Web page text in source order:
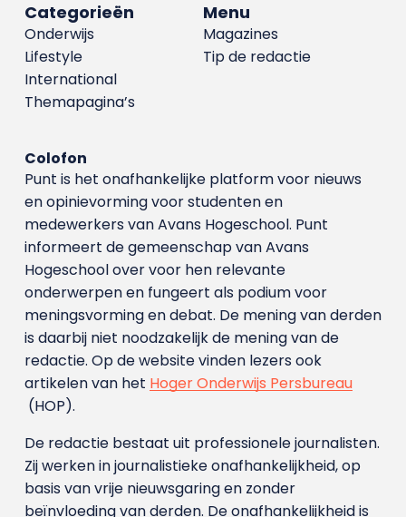
Menu
Magazines
Tip de redactie
Categorieën
Onderwijs
Lifestyle
International
Themapagina’s
Colofon
Punt is het onafhankelijke platform voor nieuws
en opinievorming voor studenten en
medewerkers van Avans Hoge­school. Punt
informeert de gemeenschap van Avans
Hogeschool over voor hen relevante
onderwerpen en fungeert als podium voor
meningsvorming en debat. De mening van derden
is daarbij niet noodzakelijk de mening van de
redactie. Op de website vinden lezers ook
artikelen van het Hoger Onderwijs Persbureau
(HOP).
De redactie bestaat uit professionele journalisten.
Zij werken in journalistieke onafhankelijkheid, op
basis van vrije nieuwsgaring en zonder
beïnvloeding van derden. De onafhankelijkheid is